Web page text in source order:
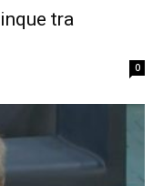
tra
0